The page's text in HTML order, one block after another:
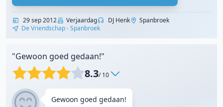
29 sep 2012 Verjaardag DJ Henk
Spanbroek
De Vriendschap - Spanbroek
"Gewoon goed gedaan!"
8.3/ 10
Gewoon goed gedaan!